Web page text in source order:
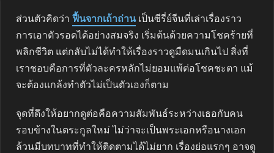
ส่วนตัวคิดว่า ฟื้นจากเถ้าถ่านเป็นซีรี่ย์จีนที่เล่าเรื่องราว
การเอาตัวรอดได้อย่างสมจริง เริ่มต้นด้วยความโชคร้ายที่
พลิกชีวิต แต่กลับไม่ได้ทำให้เรื่องราวดูมืดมนเกินไป สิ่งที่
เราชอบคือการที่ตัวละครหลักไม่ยอมแพ้ต่อโชคชะตา แม้
จะต้องแกล้งทำตัวไม่เป็นตัวเองก็ตาม
จุดที่ดึงให้อยากดูต่อคือความสัมพันธ์ระหว่างเธอกับคน
รอบข้างในตระกูลใหม่ ไม่ว่าจะเป็นพระเอกหรือนางเอก
ล้วนมีบทบาทที่ทำให้ติดตามได้ไม่ยาก เรื่องย่อแรกๆ อาจดู